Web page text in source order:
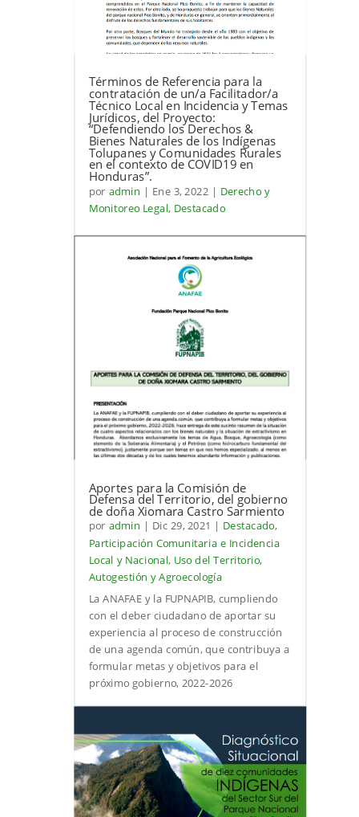
Términos de Referencia para la
contratación de un/a Facilitador/a
Técnico Local en Incidencia y Temas
Jurídicos, del Proyecto:
“Defendiendo los Derechos &
Bienes Naturales de los Indígenas
Tolupanes y Comunidades Rurales
en el contexto de COVID19 en
Honduras”.
por admin | Ene 3, 2022| Derecho y
Monitoreo Legal, Destacado
Aportes para la Comisión de
Defensa del Territorio, del gobierno
de doña Xiomara Castro Sarmiento
por admin | Dic 29, 2021 | Destacado,
Participación Comunitaria e Incidencia
Local y Nacional, Uso del Territorio,
Autogestión y Agroecología
La ANAFAE y la FUPNAPIB, cumpliendo
con el deber ciudadano de aportar su
experiencia al proceso de construcción
de una agenda común, que contribuya a
formular metas y objetivos para el
próximo gobierno, 2022-2026